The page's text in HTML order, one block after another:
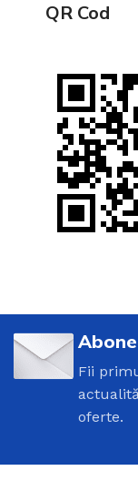
QR Cod
Fii
oferte.